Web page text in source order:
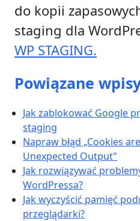
do kopii
staging dla
WP STAGING.
Powiązane
Jak zablokować Google
staging
Napraw błąd „Cookies
Unexpected Output"
Jak rozwiązywać
WordPressa?
Jak wyczyścić pamięć
przeglądarki?